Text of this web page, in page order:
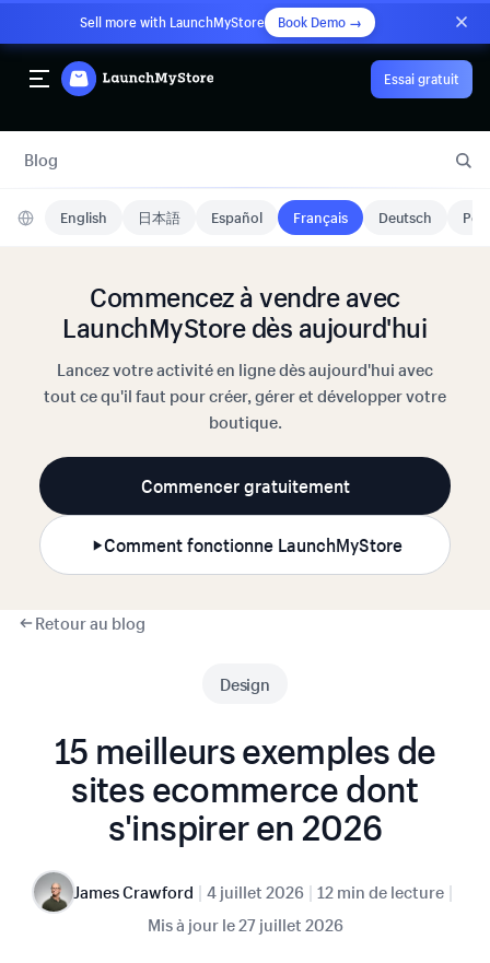
Sell more with LaunchMyStore Book Demo →
Essai gratuit
Blog
English 日本語 Español Français Deutsch
Commencez à vendre avec
LaunchMyStore dès aujourd'hui
Lancez votre activité en ligne dès aujourd'hui avec
tout ce qu'il faut pour créer, gérer et développer votre
boutique.
Commencer gratuitement
Comment fonctionne LaunchMyStore
Retour au blog
Design
15 meilleurs exemples de
sites ecommerce dont
s'inspirer en 2026
James Crawford | 4 juillet 2026 | 12 min de lecture |
Mis à jour le27 juillet 2026